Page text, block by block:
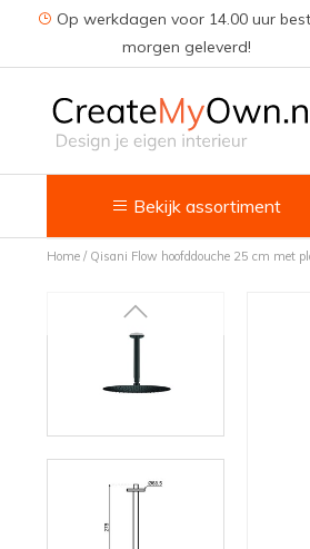
Op werkdagen voor 14.00 uur
morgen geleverd!
Bekijk assortiment
Keuken
Kokend water kranen
Spoelbakken
Voedselrestenvermalers
Afvalemmers
Home/ Qisani Flow hoofddouche 25 cm met